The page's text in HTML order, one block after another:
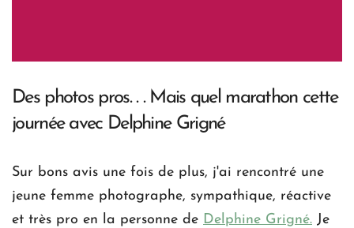
Des photos pros. . . Mais quel marathon cette
journée avec Delphine Grigné
Sur bons avis une fois de plus, j'ai rencontré une
jeune femme photographe, sympathique, réactive
et très pro en la personne de Delphine Grigné. Je